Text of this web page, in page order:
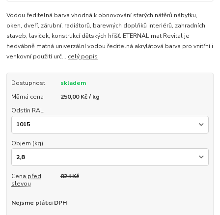
Vodou ředitelná barva vhodná k obnovování starých nátěrů nábytku,
oken, dveří, zárubní, radiátorů, barevných doplňků interiérů, zahradních
staveb, laviček, konstrukcí dětských hřišť. ETERNAL mat Revital je
hedvábně matná univerzální vodou ředitelná akrylátová barva pro vnitřní i
venkovní použití urč... celý popis
Dostupnost
skladem
Měrná cena
250,00 Kč / kg
Odstín RAL
Objem (kg)
Cena před
slevou
824 Kč
Nejsme plátci DPH